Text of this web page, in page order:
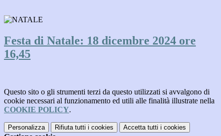
Festa di Natale: 18 dicembre 2024 ore
16,45
Questo sito o gli strumenti terzi da questo utilizzati si avvalgono di
cookie necessari al funzionamento ed utili alle finalità illustrate nella
COOKIE POLICY.
Personalizza Rifiuta tutti i cookies Accetta tutti i cookies